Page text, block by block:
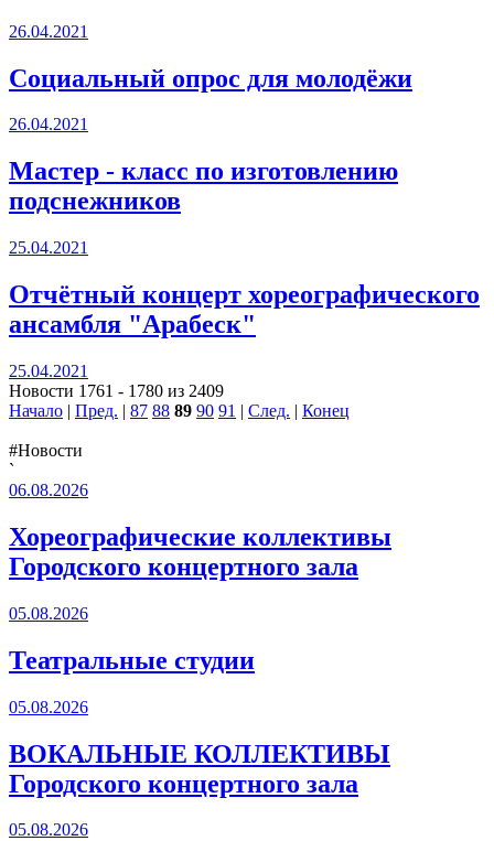
26.04.2021
Социальный опрос для молодёжи
26.04.2021
Мастер - класс по изготовлению
подснежников
25.04.2021
Отчётный концерт хореографического
ансамбля "Арабеск"
25.04.2021
Новости 1761 - 1780 из 2409
Начало | Пред. | 87 88 89 90 91 | След. | Конец
#Новости
`
06.08.2026
Хореографические коллективы
Городского концертного зала
05.08.2026
Театральные студии
05.08.2026
ВОКАЛЬНЫЕ КОЛЛЕКТИВЫ
Городского концертного зала
05.08.2026